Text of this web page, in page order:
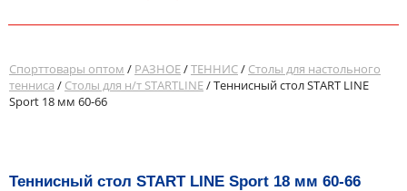
Спорттовары оптом / РАЗНОЕ/ТЕННИС/ Столы для настольного
тенниса / Столы для н/т STARTLINE/ Теннисный стол START LINE
Sport 18 мм 60-66
Теннисный стол START LINE Sport 18 мм 60-66